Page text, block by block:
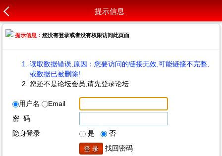
提示信息
提示信息：您没有登录或者没有权限访问此页面
读取数据错误,原因：您要访问的链接无效,可能链接不完整,
或数据已被删除!
您还不是论坛会员,请先登录论坛
用户名
Email
密 码
隐身登录
是
否
找回密码